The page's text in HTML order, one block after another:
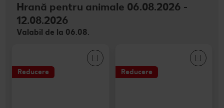
Hrană pentru animale 06.08.2026 -
12.08.2026
Valabil de la 06.08.
Reducere Reducere